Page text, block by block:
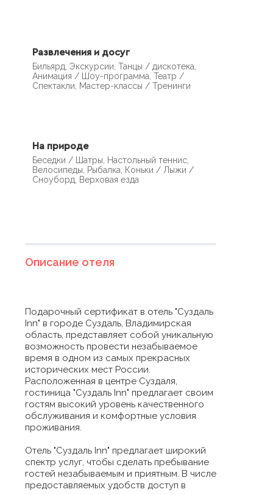
Развлечения и досуг
Бильярд, Экскурсии, Танцы / дискотека,
Анимация / Шоу-программа, Театр /
Спектакли, Мастер-классы / Тренинги
На природе
Беседки / Шатры, Настольный теннис,
Велосипеды, Рыбалка, Коньки / Лыжи /
Сноуборд, Верховая езда
Описание отеля
Подарочный сертификат в отель "Суздаль
Inn" в городе Суздаль, Владимирская
область, представляет собой уникальную
возможность провести незабываемое
время в одном из самых прекрасных
исторических мест России.
Расположенная в центре Суздаля,
гостиница "Суздаль Inn" предлагает своим
гостям высокий уровень качественного
обслуживания и комфортные условия
проживания.
Отель "Суздаль Inn" предлагает широкий
спектр услуг, чтобы сделать пребывание
гостей незабываемым и приятным. В числе
предоставляемых удобств доступ в